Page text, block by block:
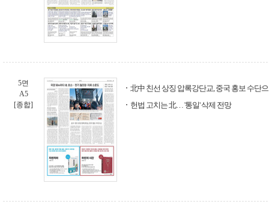
5면
A5
[종합]
北中 친선 상징 압록강단교, 중국 홍보 수단
헌법 고치는 北… '통일' 삭제 전망